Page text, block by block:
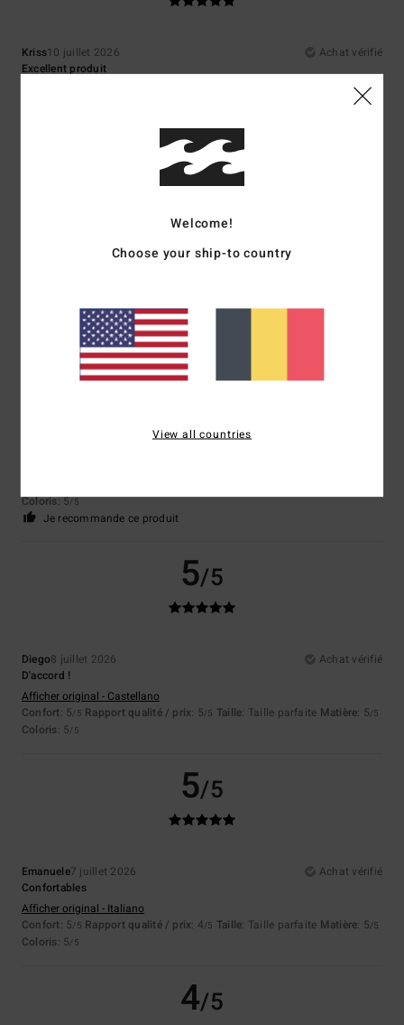
Kriss10 juillet 2026
Achat vérifié
Excellent produit
Matière : 5/5
5/5
Je recommande ce produit
5
Coloris: 5/5
Je recommande ce produit
5/5
Diego8 juillet 2026
Achat vérifié
D'accord !
Afficher original - Castellano
Confort: 5/5 Rapport qualité / prix: 5/5 Taille: Taille parfaite Matière: 5/5
Coloris: 5/5
5/5
Emanuele7 juillet 2026
Achat vérifié
Confortables
Afficher original - Italiano
Confort: 5/5 Rapport qualité / prix: 4/5 Taille: Taille parfaite Matière: 5/5
Coloris: 5/5
4/5
Welcome!
Choose your ship-to country
View all countries